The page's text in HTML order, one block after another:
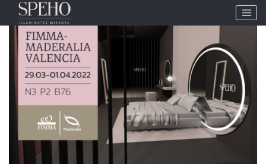
Etiqueta: